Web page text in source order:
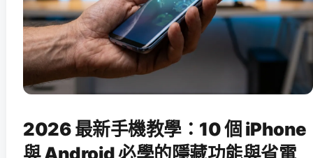
2026 最新手機教學：10 個 iPhone